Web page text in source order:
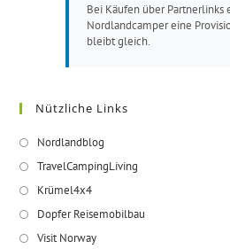
Bei Käufen über Partnerlinks
Nordlandcamper eine
bleibt gleich.
Nützliche Links
Nordlandblog
in
new
TravelCampingLiving
a
Krümel4x4Opens
in
a
Dopfer Reisemobilbau
Visit NorwayOpens